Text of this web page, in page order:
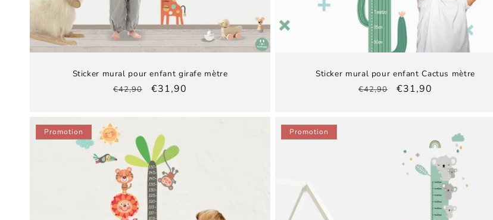
Sticker mural pour enfant girafe mètre
Prix
€42,90
Prix
€31,90
Sticker mural pour enfant Cactus mètre
Prix
€42,90
Prix
€31,90
Promotion Promotion